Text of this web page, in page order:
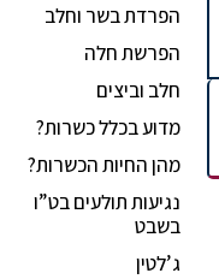
הפרדת בשר וחלב
הפרשת חלה
חלב וביצים
מדוע בכלל כשרות?
מהן החיות הכשרות?
נגיעות תולעים בט”ו
בשבט
ג’לטין